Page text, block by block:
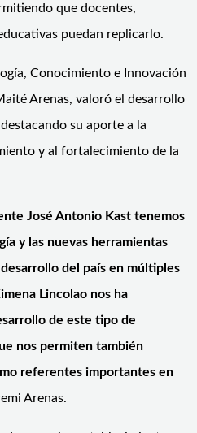
que docentes,
puedan replicarlo.
Conocimiento e Innovación
Arenas, valoró el desarrollo
su aporte a la
y al fortalecimiento de la
José Antonio Kast tenemos
y las nuevas herramientas
del país en múltiples
Lincolao nos ha
de este tipo de
nos permiten también
referentes importantes en
Arenas.